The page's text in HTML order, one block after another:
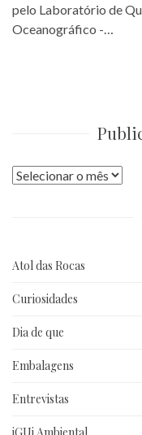
pelo Laboratório de
Oceanográfico -…
Publicações
Atol das Rocas
Curiosidades
Dia de que
Embalagens
Entrevistas
iGUi Ambiental